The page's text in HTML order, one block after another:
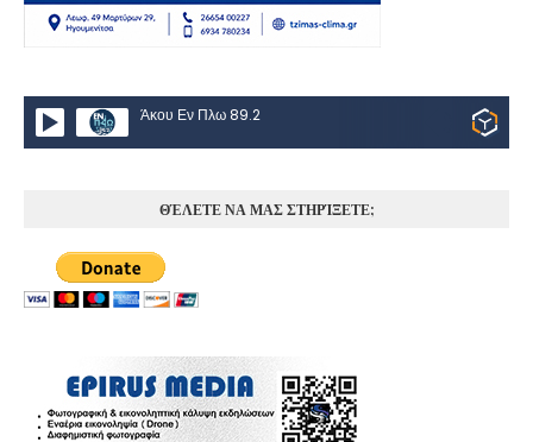
Άκου Εν Πλω 89.2
ΘΈΛΕΤΕ ΝΑ ΜΑΣ ΣΤΗΡΊΞΕΤΕ;